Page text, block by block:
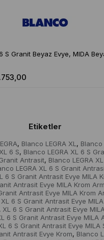
S Granit Beyaz Evye, MIDA
Etiketler
, Blanco LEGRA XL, Blanco
6 S, Blanco LEGRA XL 6 S
Antrasit, Blanco LEGRA
LEGRA XL 6 S Granit
6 S Granit Antrasit Evye MILA
Antrasit Evye MILA Krom
Antrasit Evye MILA Krom
XL 6 S Granit Antrasit Evye
XL 6 S Granit Antrasit Evye
6 S Granit Antrasit Evye MILA
6 S Granit Antrasit Evye MILA
Antrasit Evye Krom, Blanco